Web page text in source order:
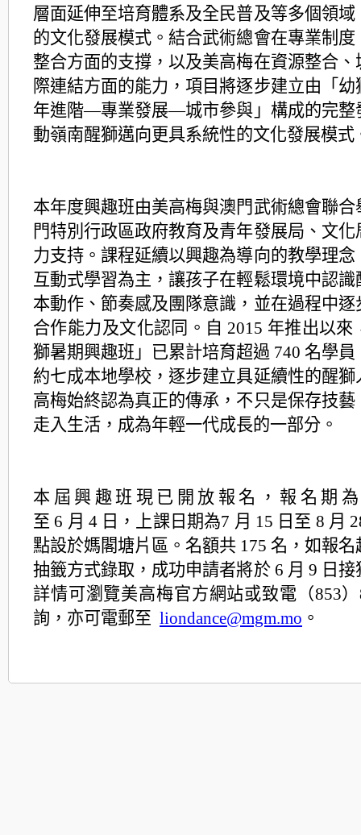
層面延伸至培育體系及全民普及等多個領域
的文化發展模式。結合武術總會在專業制度
整合方面的支撐，以及美高梅在資源整合、
際連結方面的能力，項目將逐步建立由「
年進階—專業發展—城市參與」構成的完整
動嶺南醒獅邁向更具系統性的文化發展模式
本年度興趣班由美高梅與澳門武術總會聯合
門特別行政區政府教育及青年發展局、 文化
力支持。課程延續以興趣為導向的教學理念
互動式學習為主，讓孩子在輕鬆環境中認識
本動作、節奏感及團隊意識，並在過程中逐
合作能力及文化認同。自 2015 年推出以來
獅暑期興趣班」已累計培育超過 740 名學
約七成本地學校， 逐步建立具延續性的醒獅
高梅始終認為真正的傳承， 不只是保存技藝
走入生活， 成為年輕一代成長的一部分。
本屆興趣班現已開放報名，報名期
至 6 月 4 日，上課日期為7 月 15 日至 8 月
點設於媽閣塘片區。名額共 175 名，如報
抽籤方式錄取，成功申請者將於 6 月 9 日
詳情可瀏覽美高梅官方網站或致電（853
詢，亦可電郵至 liondance@mgm.mo 。